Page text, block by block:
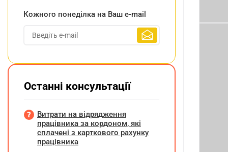
Кожного понеділка на Ваш e-mail
Останні консультації
Витрати на відрядження
працівника за кордоном, які
сплачені з карткового рахунку
працівника